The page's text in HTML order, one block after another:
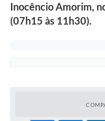
Inocêncio Amorim,
(07h15 às 11h30).